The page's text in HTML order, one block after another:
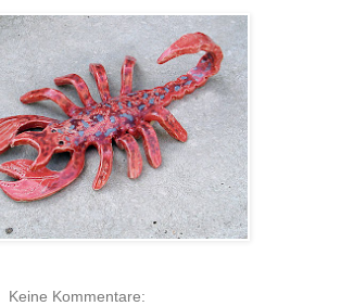
Keine Kommentare: